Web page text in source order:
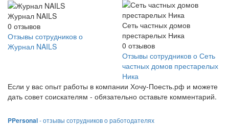
Журнал NAILS
0 отзывов
Отзывы сотрудников о
Журнал NAILS
Сеть частных домов
престарелых Ника
0 отзывов
Отзывы сотрудников о Сеть
частных домов престарелых
Ника
Если у вас опыт работы в компании Хочу-Поесть.рф и можете
дать совет соискателям - обязательно оставьте комментарий.
PPersonal- отзывы сотрудников о работодателях